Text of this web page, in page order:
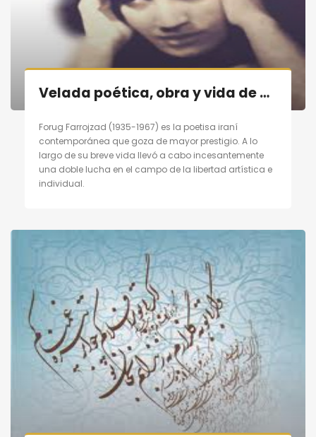
Velada poética, obra y vida de poetisa contemporánea persa «Forugh Farrojzad» en Madrid el 29/10/11
Forug Farrojzad (1935-1967) es la poetisa iraní
contemporánea que goza de mayor prestigio. A lo
largo de su breve vida llevó a cabo incesantemente
una doble lucha en el campo de la libertad artística e
individual.